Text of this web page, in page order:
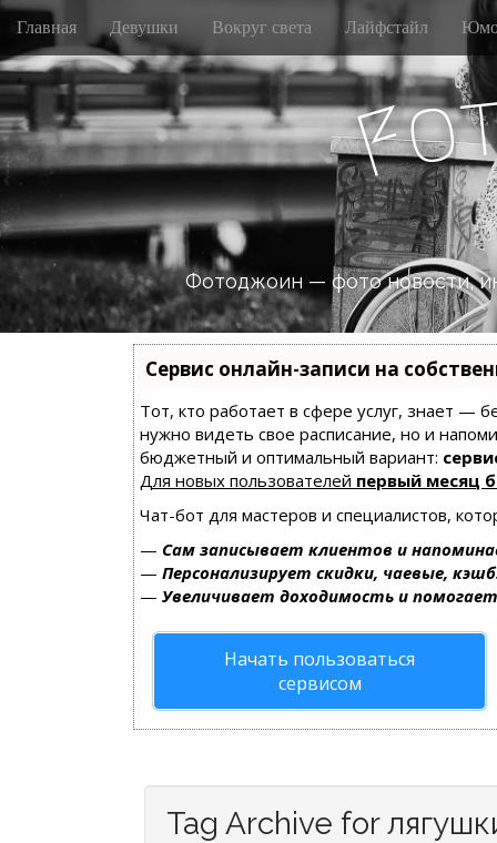
M
i
n
m
e
n
u
S
i
p
t
o
c
o
n
t
e
Главная Девушки Вокруг света Лайфстайл
Fo
Фотоджоин — фото новости,
Сервис онлайн-записи на
Тот, кто работает в сфере услуг, знает —
нужно видеть свое расписание, но и
бюджетный и оптимальный вариант:
Для новых пользователей первый месяц
Чат-бот для мастеров и специалистов,
— Сам записывает клиентов и
— Персонализирует скидки, чаевые,
— Увеличивает доходимость и
Начать пользоваться
сервисом
Tag Archive for